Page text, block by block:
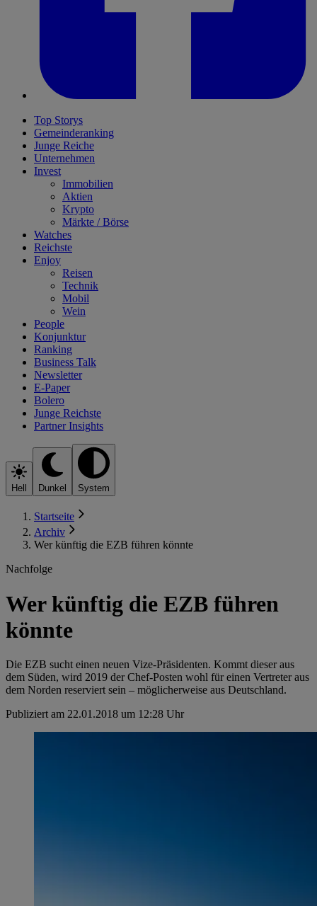
Top Storys
Gemeinderanking
Junge Reiche
Unternehmen
Invest
Immobilien
Aktien
Krypto
Märkte / Börse
Watches
Reichste
Enjoy
Reisen
Technik
Mobil
Wein
People
Konjunktur
Ranking
Business Talk
Newsletter
E-Paper
Bolero
Junge Reichste
Partner Insights
Hell Dunkel System
Startseite
Archiv
Wer künftig die EZB führen könnte
Nachfolge
Wer künftig die EZB führen
könnte
Die EZB sucht einen neuen Vize-Präsidenten. Kommt dieser aus
dem Süden, wird 2019 der Chef-Posten wohl für einen Vertreter aus
dem Norden reserviert sein – möglicherweise aus Deutschland.
Publiziert am 22.01.2018 um 12:28 Uhr